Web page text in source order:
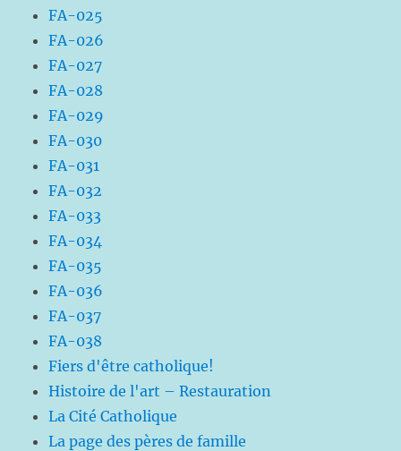
FA-025
FA-026
FA-027
FA-028
FA-029
FA-030
FA-031
FA-032
FA-033
FA-034
FA-035
FA-036
FA-037
FA-038
Fiers d'être catholique!
Histoire de l'art – Restauration
La Cité Catholique
La page des pères de famille